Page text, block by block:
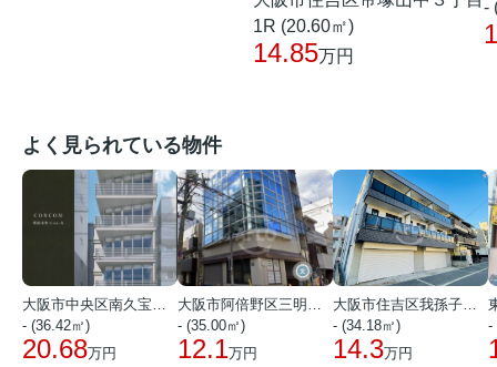
1R (20.60㎡)
14.85万円
-
よく見られている物件
大阪市中央区南久宝寺町１丁目
- (36.42㎡)
20.68万円
大阪市阿倍野区三明町１丁目
- (35.00㎡)
12.1万円
大阪市住吉区我孫子西２丁目
- (34.18㎡)
14.3万円
-